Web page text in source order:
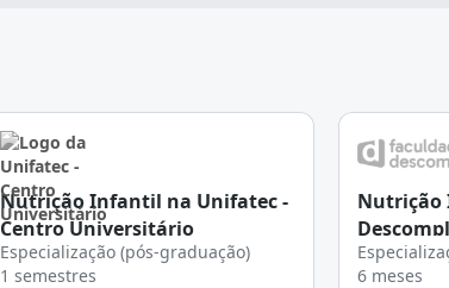
Nutrição Infantil na Unifatec -
Centro Universitário
Especialização (pós-graduação)
1 semestres
6 meses